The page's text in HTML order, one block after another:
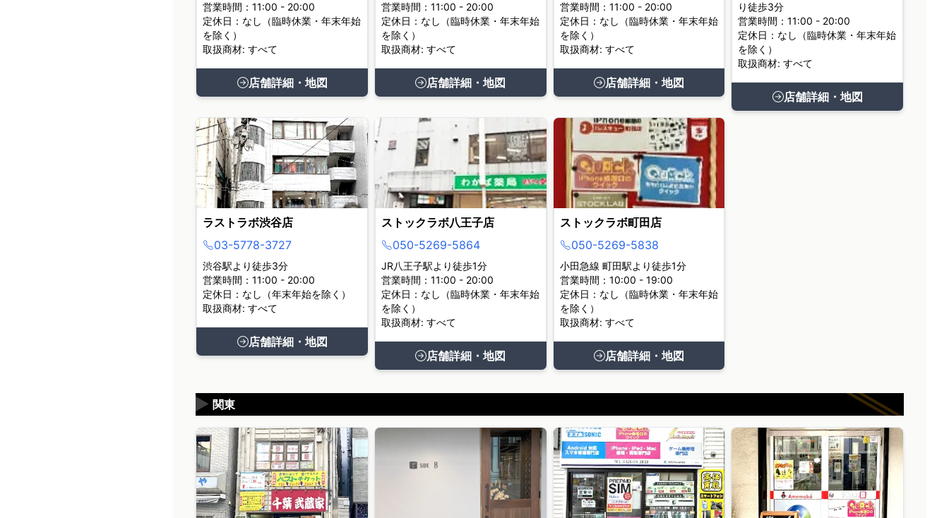
営業時間：11:00 - 20:00
定休日：なし（臨時休業・年末年始
を除く）
取扱商材: すべて
店舗詳細・地図
営業時間：11:00 - 20:00
定休日：なし（臨時休業・年末年始
を除く）
取扱商材: すべて
店舗詳細・地図
営業時間：11:00 - 20:00
定休日：なし（臨時休業・年末年始
を除く）
取扱商材: すべて
店舗詳細・地図
り徒歩3分
営業時間：11:00 - 20:00
定休日：なし（臨時休業・年末年始
を除く）
取扱商材: すべて
店舗詳細・地図
ラストラボ渋谷店
03-5778-3727
渋谷駅より徒歩3分
営業時間：11:00 - 20:00
定休日：なし（年末年始を除く）
取扱商材: すべて
店舗詳細・地図
ストックラボ八王子店
050-5269-5864
JR八王子駅より徒歩1分
営業時間：11:00 - 20:00
定休日：なし（臨時休業・年末年始
を除く）
取扱商材: すべて
店舗詳細・地図
ストックラボ町田店
050-5269-5838
小田急線 町田駅より徒歩1分
営業時間：10:00 - 19:00
定休日：なし（臨時休業・年末年始
を除く）
取扱商材: すべて
店舗詳細・地図
関東
▶